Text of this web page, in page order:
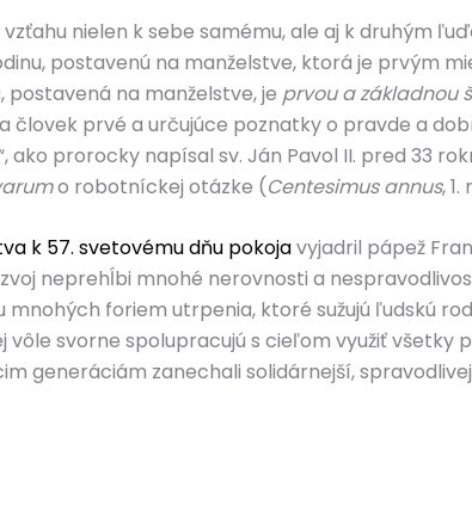
nielen k sebe samému, ale aj k druhým
postavenú na manželstve, ktorá je prvým
postavená na manželstve, je prvou a základnou
človek prvé a určujúce poznatky o pravde a
prorocky napísal sv. Ján Pavol II. pred 33
o robotníckej otázke (Centesimus annus,
k 57. svetovému dňu pokojavyjadril pápež
neprehĺbi mnohé nerovnosti a
mnohých foriem utrpenia, ktoré sužujú ľudskú
vôle svorne spolupracujú s cieľom využiť všetky
generáciám zanechali solidárnejší,